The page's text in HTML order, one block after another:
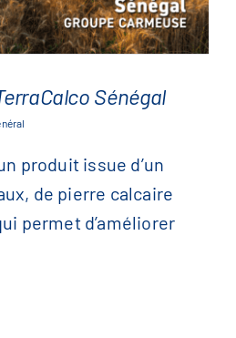
de TerraCalco
Sénégal
Sénégal
produit issue d’un
de pierre calcaire
permet d’améliorer